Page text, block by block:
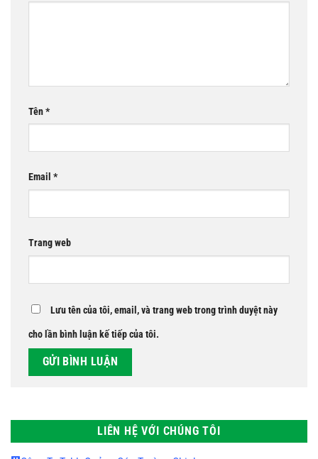
Tên*
Email *
Trang web
Lưu tên của tôi, email, và trang web trong trình duyệt này
cho lần bình luận kế tiếp của tôi.
LIÊN HỆ VỚI CHÚNG TÔI